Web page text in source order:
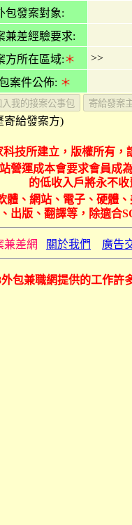
包發案對象:
兼差經驗要求:
方所在區域:＊ >>
案件公佈: ＊
寄給發案方)
科技所建立，版權所有
營運成本會要求會員
的低收入戶將永不收
體、網站、電子、硬體
出版、翻譯等，除適合
兼差網 關於我們 廣告
外包兼職網提供的工作